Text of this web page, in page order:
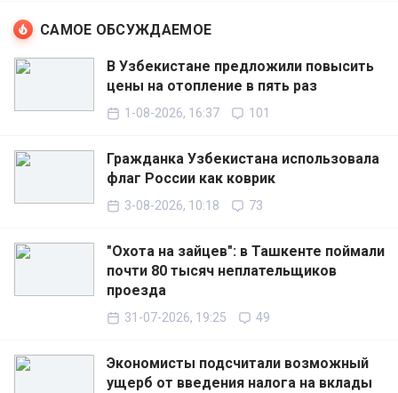
САМОЕ ОБСУЖДАЕМОЕ
В Узбекистане предложили повысить
цены на отопление в пять раз
1-08-2026, 16:37 101
Гражданка Узбекистана использовала
флаг России как коврик
3-08-2026, 10:18 73
"Охота на зайцев": в Ташкенте поймали
почти 80 тысяч неплательщиков
проезда
31-07-2026, 19:25 49
Экономисты подсчитали возможный
ущерб от введения налога на вклады